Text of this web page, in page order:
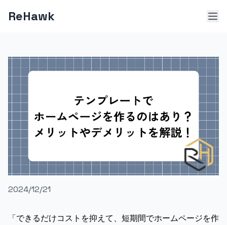
ReHawk
COLUMN
2024/12/21
「できるだけコストを抑えて、短期間でホームページを作